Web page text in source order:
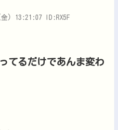
) 13:21:07 ID:RX5F
てるだけであんま変わ